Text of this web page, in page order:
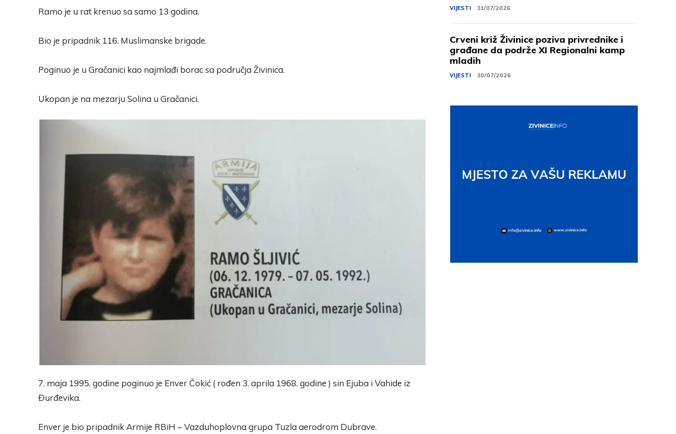
Ramo je u rat krenuo sa samo 13 godina.
Bio je pripadnik 116. Muslimanske brigade.
Poginuo je u Gračanici kao najmlađi borac sa područja Živinica.
Ukopan je na mezarju Solina u Gračanici.
7. maja 1995. godine poginuo je Enver Čokić ( rođen 3. aprila 1968. godine ) sin Ejuba i Vahide iz
Đurđevika.
Enver je bio pripadnik Armije RBiH – Vazduhoplovna grupa Tuzla aerodrom Dubrave.
VIJESTI 31/07/2026
Crveni križ Živinice poziva privrednike i
građane da podrže XI Regionalni kamp
mladih
VIJESTI 30/07/2026